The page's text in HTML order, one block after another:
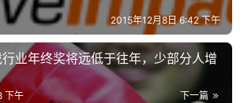
2015年12月8日 6:42 下午
业年终奖将远低于往年，少部分人增
下一篇
下午